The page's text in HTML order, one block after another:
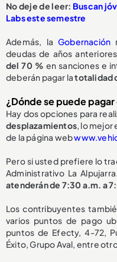
No deje de leer: Buscan
Labs este semestre
Además, laGobernación
deudas de años
del 70 % en sanciones e
deberán pagar latotalidad
¿Dónde se puede
Hay dos opciones para
desplazamientos, lo mejor
de la página web
Pero si usted prefiere lo
Administrativo La
atenderán de 7:30 a.m. a
Los contribuyentes
varios puntos de pago
puntos de Efecty, 4-72,
Éxito, Grupo Aval, entre